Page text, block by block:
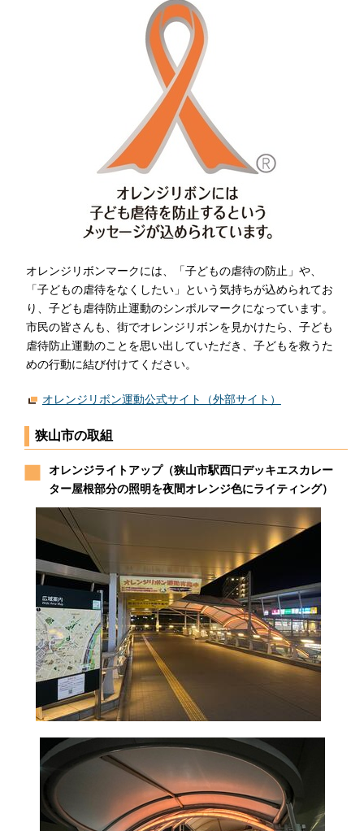
オレンジリボンマークには、「子どもの虐待の防止」や、
「子どもの虐待をなくしたい」という気持ちが込められてお
り、子ども虐待防止運動のシンボルマークになっています。
市民の皆さんも、街でオレンジリボンを見かけたら、子ども
虐待防止運動のことを思い出していただき、子どもを救うた
めの行動に結び付けてください。
オレンジリボン運動公式サイト（外部サイト）
狭山市の取組
オレンジライトアップ（狭山市駅西口デッキエスカレー
ター屋根部分の照明を夜間オレンジ色にライティング）